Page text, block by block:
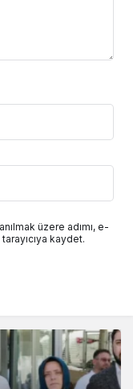
üzere adımı, e-
kaydet.